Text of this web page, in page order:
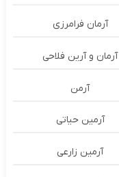
آرمان فرامرزی
آرمان و آرین فلاحی
آرمن
آرمین حیاتی
آرمین زارعی